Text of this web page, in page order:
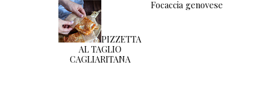
PIZZETTA
AL TAGLIO
CAGLIARITANA